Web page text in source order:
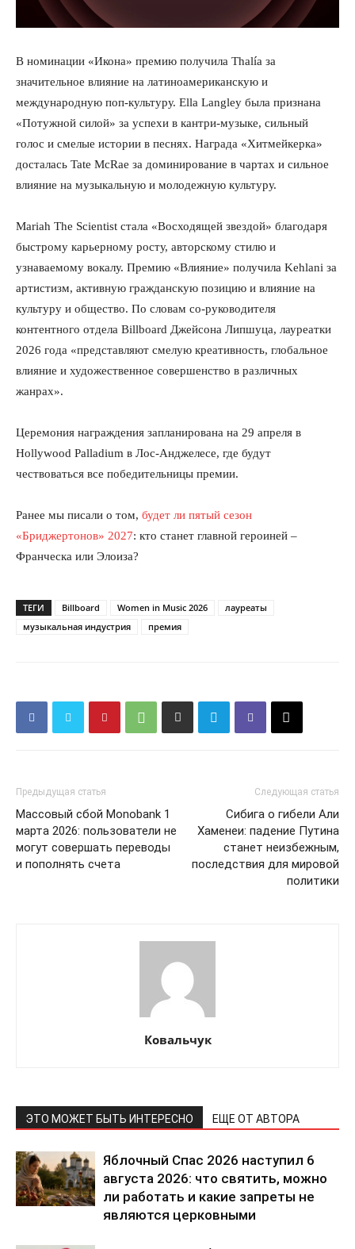
В номинации «Икона» премию получила Thalía за
значительное влияние на латиноамериканскую и
международную поп-культуру. Ella Langley была признана
«Потужной силой» за успехи в кантри-музыке, сильный
голос и смелые истории в песнях. Награда «Хитмейкерка»
досталась Tate McRae за доминирование в чартах и сильное
влияние на музыкальную и молодежную культуру.
Mariah The Scientist стала «Восходящей звездой» благодаря
быстрому карьерному росту, авторскому стилю и
узнаваемому вокалу. Премию «Влияние» получила Kehlani за
артистизм, активную гражданскую позицию и влияние на
культуру и общество. По словам со-руководителя
контентного отдела Billboard Джейсона Липшуца, лауреатки
2026 года «представляют смелую креативность, глобальное
влияние и художественное совершенство в различных
жанрах».
Церемония награждения запланирована на 29 апреля в
Hollywood Palladium в Лос-Анджелесе, где будут
чествоваться все победительницы премии.
Ранее мы писали о том, будет ли пятый сезон
«Бриджертонов» 2027: кто станет главной героиней –
Франческа или Элоиза?
ТЕГИ Billboard Women in Music 2026
лауреаты
музыкальная индустрия
премия
Предыдущая статья
Массовый сбой Monobank 1
марта 2026: пользователи не
могут совершать переводы
и пополнять счета
Следующая статья
Сибига о гибели Али
Хаменеи: падение Путина
станет неизбежным,
последствия для мировой
политики
Ковальчук
ЭТО МОЖЕТ БЫТЬ ИНТЕРЕСНО ЕЩЕ ОТ АВТОРА
Яблочный Спас 2026 наступил 6
августа 2026: что святить, можно
ли работать и какие запреты не
являются церковными